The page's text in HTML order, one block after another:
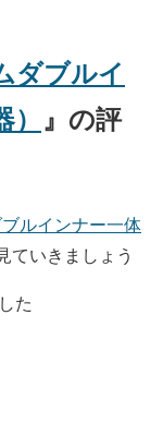
ダブルイ
』の評
ルインナー一体
ていきましょう
た